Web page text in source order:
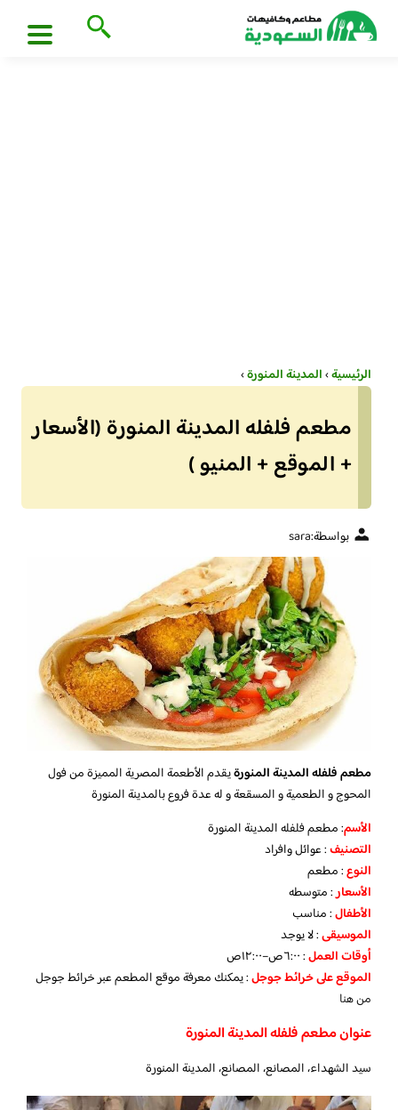
الرئيسية›المدينة المنورة›
مطعم فلفله المدينة المنورة (الأسعار
+ الموقع + المنيو )
بواسطة:sara
مطعم فلفله المدينة المنورةيقدم الأطعمة المصرية المميزة من فول
المحوج و الطعمية و المسقعة و له عدة فروع بالمدينة المنورة
الأسم: مطعم فلفله المدينة المنورة
التصنيف: عوائل وافراد
النوع: مطعم
الأسعار: متوسطه
الأطفال: مناسب
الموسيقى: لا يوجد
أوقات العمل: ٦:٠٠ص–١٢:٠٠ص
الموقع على خرائط جوجل: يمكنك معرفة موقع المطعم عبر خرائط جوجل
من هنا
عنوان مطعم فلفله المدينة المنورة
سيد الشهداء، المصانع، المصانع، المدينة المنورة